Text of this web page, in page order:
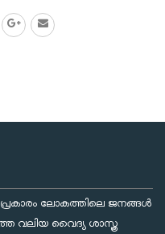
ലോകത്തിലെ ജനങ്ങള്‍
വലിയ വൈദ്യ ശാസ്ത്ര